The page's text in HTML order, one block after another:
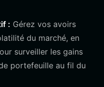
: Gérez vos avoirs
du marché, en
surveiller les gains
portefeuille au fil du